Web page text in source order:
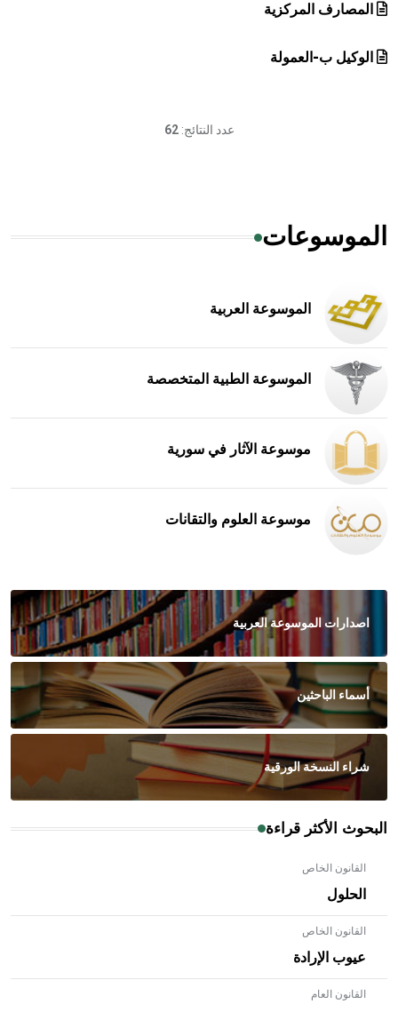
المصارف المركزية
الوكيل ب-العمولة
عدد النتائج:62
الموسوعات
الموسوعة العربية
الموسوعة الطبية المتخصصة
موسوعة الآثار في سورية
موسوعة العلوم والتقانات
اصدارات الموسوعة العربية
أسماء الباحثين
شراء النسخة الورقية
البحوث الأكثر قراءة
القانون الخاص
الحلول
القانون الخاص
عيوب الإرادة
القانون العام